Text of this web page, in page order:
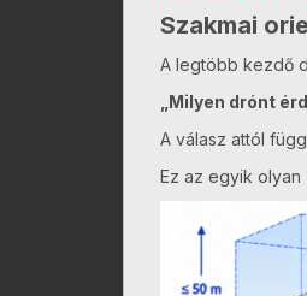
Szakmai
A legtöbb kezdő
„Milyen drónt
A válasz attól
Ez az egyik olyan